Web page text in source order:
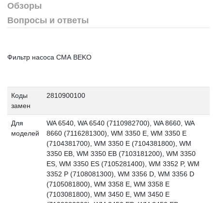
Обзоры
Вопросы и ответы
Фильтр насоса СМА BEKO
Коды
замен
2810900100
Для
моделей
WA 6540, WA 6540 (7110982700), WA 8660, WA
8660 (7116281300), WM 3350 E, WM 3350 E
(7104381700), WM 3350 E (7104381800), WM
3350 EB, WM 3350 EB (7103181200), WM 3350
ES, WM 3350 ES (7105281400), WM 3352 P, WM
3352 P (7108081300), WM 3356 D, WM 3356 D
(7105081800), WM 3358 E, WM 3358 E
(7103081800), WM 3450 E, WM 3450 E